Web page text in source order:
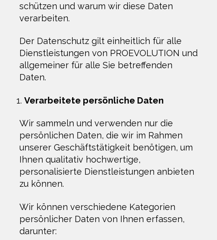
schützen und warum wir diese Daten
verarbeiten.
Der Datenschutz gilt einheitlich für alle
Dienstleistungen von PROEVOLUTION und
allgemeiner für alle Sie betreffenden
Daten.
Verarbeitete persönliche Daten
Wir sammeln und verwenden nur die
persönlichen Daten, die wir im Rahmen
unserer Geschäftstätigkeit benötigen, um
Ihnen qualitativ hochwertige,
personalisierte Dienstleistungen anbieten
zu können.
Wir können verschiedene Kategorien
persönlicher Daten von Ihnen erfassen,
darunter: